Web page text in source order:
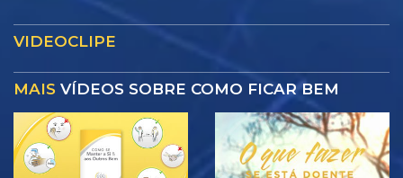
VIDEOCLIPE
MAIS VÍDEOS SOBRE COMO FICAR BEM